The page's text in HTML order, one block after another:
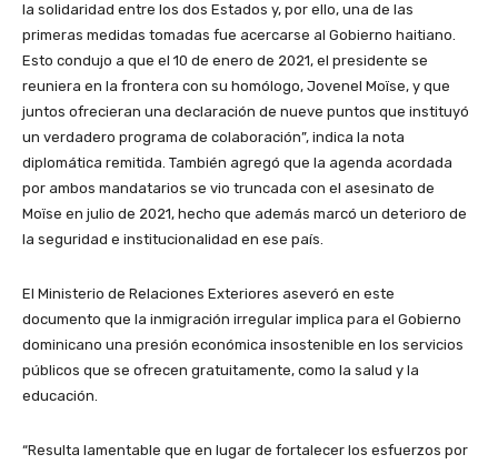
la solidaridad entre los dos Estados y, por ello, una de las
primeras medidas tomadas fue acercarse al Gobierno haitiano.
Esto condujo a que el 10 de enero de 2021, el presidente se
reuniera en la frontera con su homólogo, Jovenel Moïse, y que
juntos ofrecieran una declaración de nueve puntos que instituyó
un verdadero programa de colaboración”, indica la nota
diplomática remitida. También agregó que la agenda acordada
por ambos mandatarios se vio truncada con el asesinato de
Moïse en julio de 2021, hecho que además marcó un deterioro de
la seguridad e institucionalidad en ese país.
El Ministerio de Relaciones Exteriores aseveró en este
documento que la inmigración irregular implica para el Gobierno
dominicano una presión económica insostenible en los servicios
públicos que se ofrecen gratuitamente, como la salud y la
educación.
“Resulta lamentable que en lugar de fortalecer los esfuerzos por